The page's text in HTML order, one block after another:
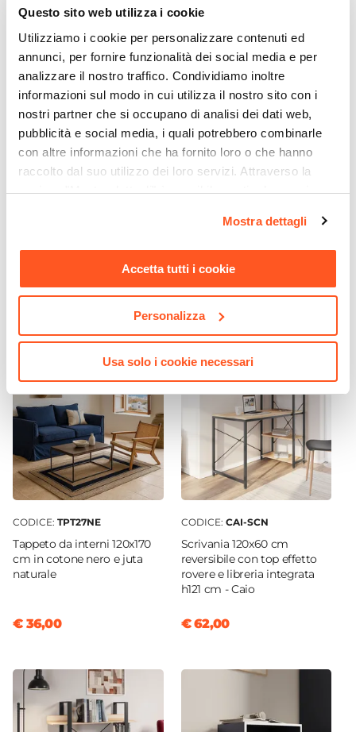
Questo sito web utilizza i cookie
Utilizziamo i cookie per personalizzare contenuti ed
annunci, per fornire funzionalità dei social media e per
analizzare il nostro traffico. Condividiamo inoltre
informazioni sul modo in cui utilizza il nostro sito con i
nostri partner che si occupano di analisi dei dati web,
pubblicità e social media, i quali potrebbero combinarle
con altre informazioni che ha fornito loro o che hanno
raccolto dal suo utilizzo dei loro servizi. Attraverso la
sezione "Mostra dettagli" è possibile gestire le proprie
momento. Per maggiori informazioni si invita a leggere la
nostraCookie Policy.
Mostra dettagli
Accetta tutti i cookie
Personalizza
Usa solo i cookie necessari
Materiale Basamento
Polipropilene
Altezza Braccioli Massima
77 cm
Altezza Braccioli Minima
67 cm
Altezza Seduta Massima
59 cm
130 cm
Altezza Minima
120 cm
Si
Si
Assemblato
No
Tavolino 40x40 cm con
struttura in metallo nero -
Caio
CODICE: TPT27NE
Tappeto da interni 120x170
cm in cotone nero e juta
naturale
€ 36,00
CODICE: CAI-SCN
Scrivania 120x60 cm
reversibile con top effetto
rovere e libreria integrata
h121 cm - Caio
€ 62,00